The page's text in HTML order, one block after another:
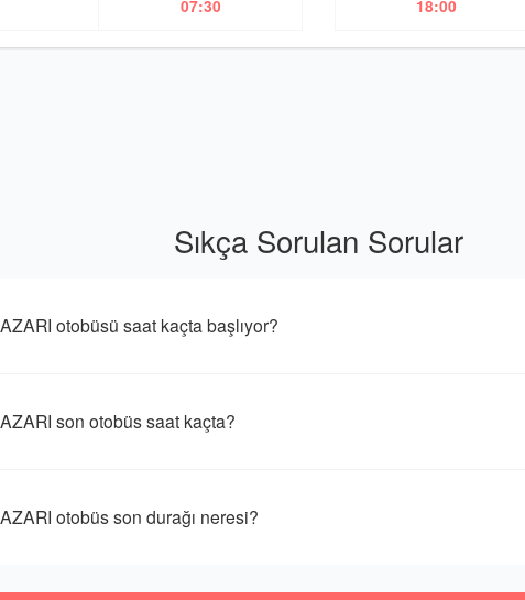
07:30 18:00
Sıkça Sorulan Sorular
otobüsü saat kaçta başlıyor?
son otobüs saat kaçta?
otobüs son durağı neresi?